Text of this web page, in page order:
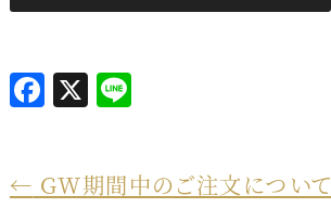
F
e
X L
e
← GW期間中のご注文について